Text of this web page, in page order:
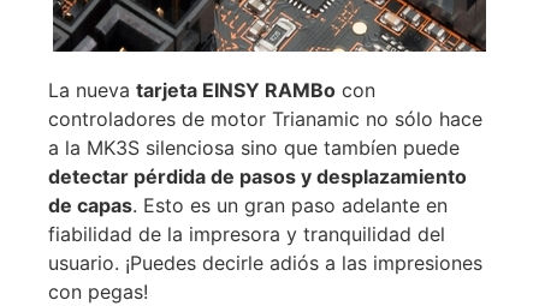
La nueva tarjeta EINSY RAMBo con
controladores de motor Trianamic no sólo hace
a la MK3S silenciosa sino que tambíen puede
detectar pérdida de pasos y desplazamiento
de capas. Esto es un gran paso adelante en
fiabilidad de la impresora y tranquilidad del
usuario. ¡Puedes decirle adiós a las impresiones
con pegas!